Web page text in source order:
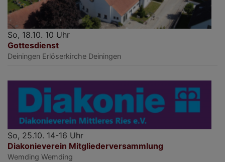
So, 18.10. 10 Uhr
Gottesdienst
Deiningen Erlöserkirche Deiningen
So, 25.10. 14-16 Uhr
Diakonieverein Mitgliederversammlung
Wemding Wemding